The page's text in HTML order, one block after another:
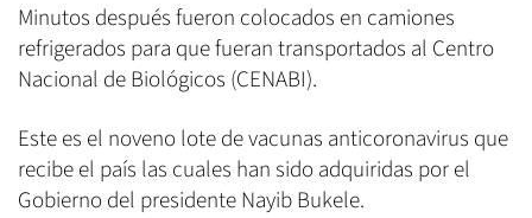
Minutos después fueron colocados en camiones
refrigerados para que fueran transportados al Centro
Nacional de Biológicos (CENABI).
Este es el noveno lote de vacunas anticoronavirus que
recibe el país las cuales han sido adquiridas por el
Gobierno del presidente Nayib Bukele.